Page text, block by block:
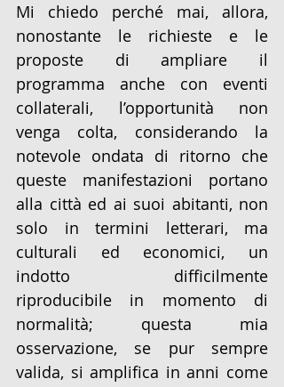
Mi chiedo perché mai, allora,
nonostante le richieste e le
proposte di ampliare il
programma anche con eventi
collaterali, l’opportunità non
venga colta, considerando la
notevole ondata di ritorno che
queste manifestazioni portano
alla città ed ai suoi abitanti, non
solo in termini letterari, ma
culturali ed economici, un
indotto difficilmente
riproducibile in momento di
normalità; questa mia
osservazione, se pur sempre
valida, si amplifica in anni come